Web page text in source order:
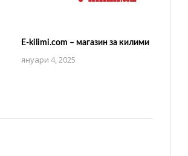
E-kilimi.com – магазин за килими
януари 4, 2025